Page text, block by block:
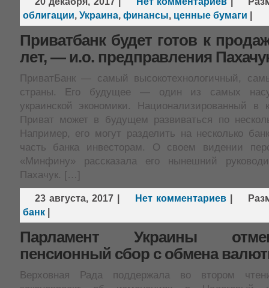
облигации, Украина, финансы, ценные бумаги
Приватбанк будет готов к
лет, — и.о. предправления
ПриватБанк — самый высокотехнологичный,
страны. Его будущее — один из самых
украинской экономики. Национализированный в
Приват может в будущем развиваться по
Например, его могут разделить на несколько
часть банка инвесторам. О своем видении
«Минфину» рассказала его нынешний
Пахачук. […]
23 августа, 2017| Нет комментариев
банк|
Парламент Украины
пенсионный сбор с обмена
Верховная Рада поддержала во втором